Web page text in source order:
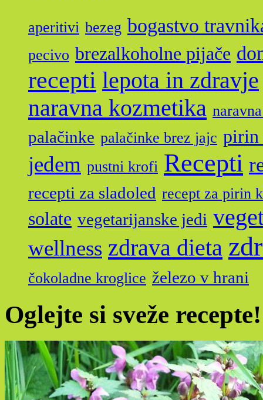
aperitivi bezeg bogastvo
pecivo brezalkoholne pijače
recepti lepota in zdravje
naravna kozmetika
palačinke palačinke brez jajc pirin
jedem pustni krofi Recepti
recepti za sladoled recept za pirin
solate vegetarijanske jedi
wellness zdrava dieta
čokoladne kroglice železo v hrani
Oglejte si sveže recepte!